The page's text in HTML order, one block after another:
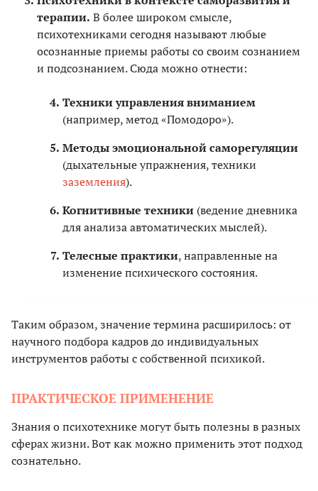
терапии. В более широком смысле,
психотехниками сегодня называют любые
осознанные приемы работы со своим сознанием
и подсознанием. Сюда можно отнести:
Техники управления вниманием
(например, метод «Помодоро»).
Методы эмоциональной саморегуляции
(дыхательные упражнения, техники
заземления).
Когнитивные техники (ведение дневника
для анализа автоматических мыслей).
Телесные практики, направленные на
изменение психического состояния.
Таким образом, значение термина расширилось: от
научного подбора кадров до индивидуальных
инструментов работы с собственной психикой.
ПРАКТИЧЕСКОЕ ПРИМЕНЕНИЕ
Знания о психотехнике могут быть полезны в разных
сферах жизни. Вот как можно применить этот подход
сознательно.